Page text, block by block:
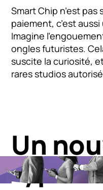
Smart Chip n’est
paiement, c’est
Imagine
ongles futuristes.
suscite la curiosité,
rares studios
Un
type